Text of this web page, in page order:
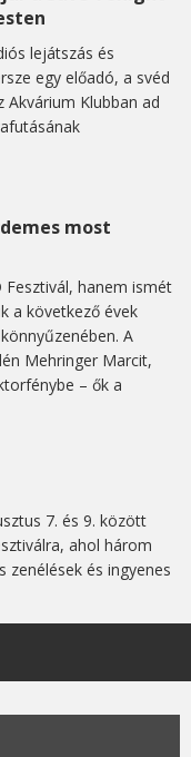
lejátszás és
egy előadó, a svéd
Akvárium Klubban ad
most
hanem ismét
a következő évek
A
Mehringer Marcit,
– ők a
7. és 9. között
ahol három
zenélések és ingyenes